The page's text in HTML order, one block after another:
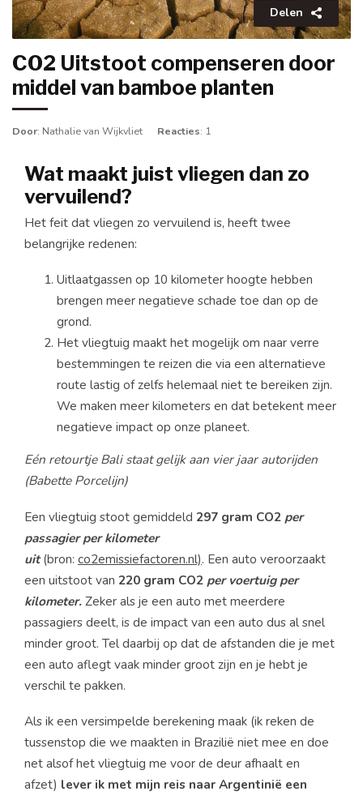
Delen
CO2 Uitstoot compenseren door
middel van bamboe planten
Door: Nathalie van Wijkvliet Reacties: 1
Wat maakt juist vliegen dan zo
vervuilend?
Het feit dat vliegen zo vervuilend is, heeft twee
belangrijke redenen:
Uitlaatgassen op 10 kilometer hoogte hebben
brengen meer negatieve schade toe dan op de
grond.
Het vliegtuig maakt het mogelijk om naar verre
bestemmingen te reizen die via een alternatieve
route lastig of zelfs helemaal niet te bereiken zijn.
We maken meer kilometers en dat betekent meer
negatieve impact op onze planeet.
Eén retourtje Bali staat gelijk aan vier jaar autorijden
(Babette Porcelijn)
Een vliegtuig stoot gemiddeld 297 gram CO2 per
passagier per kilometer
uit(bron: co2emissiefactoren.nl). Een auto veroorzaakt
een uitstoot van 220 gram CO2 per voertuig per
kilometer.Zeker als je een auto met meerdere
passagiers deelt, is de impact van een auto dus al snel
minder groot. Tel daarbij op dat de afstanden die je met
een auto aflegt vaak minder groot zijn en je hebt je
verschil te pakken.
Als ik een versimpelde berekening maak (ik reken de
tussenstop die we maakten in Brazilië niet mee en doe
net alsof het vliegtuig me voor de deur afhaalt en
afzet) lever ik met mijn reis naar Argentinië een